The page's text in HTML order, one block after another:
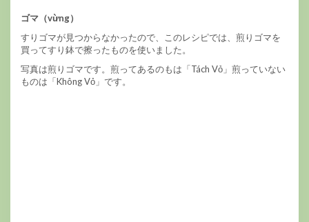
ゴマ（vừng）
すりゴマが見つからなかったので、このレシピでは、煎りゴマを
買ってすり鉢で擦ったものを使いました。
写真は煎りゴマです。煎ってあるのもは「Tách Vỏ」煎っていない
ものは「Không Vỏ」です。